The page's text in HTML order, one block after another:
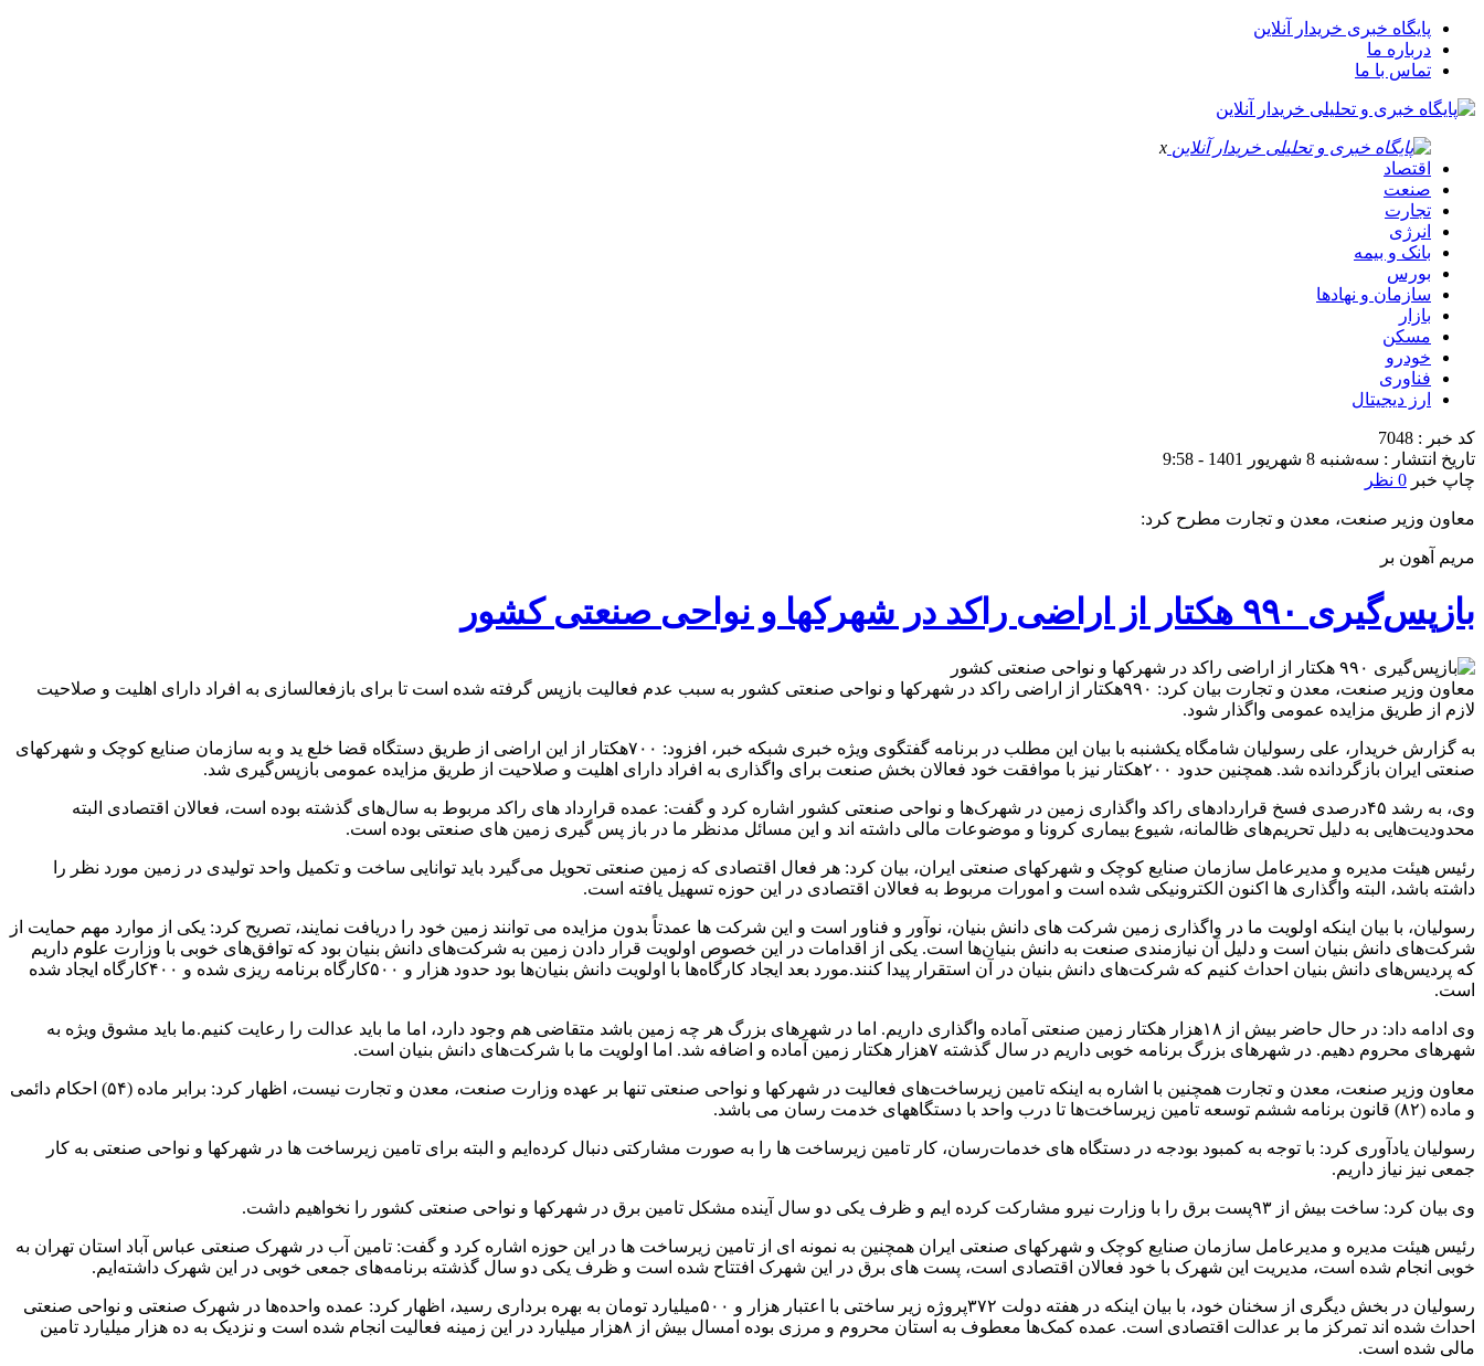
پایگاه خبری خریدار آنلاین
درباره ما
تماس با ما
x
اقتصاد
صنعت
تجارت
انرژی
بانک و بیمه
بورس
سازمان و نهادها
بازار
مسکن
خودرو
فناوری
ارز دیجیتال
کد خبر : 7048
تاریخ انتشار : سه‌شنبه 8 شهریور 1401 - 9:58
چاپ خبر 0 نظر
معاون وزیر صنعت، معدن و تجارت مطرح کرد:
مریم آهون بر
بازپس‌گیری ۹۹۰ هکتار از اراضی راکد در شهرکها و نواحی صنعتی کشور
معاون وزیر صنعت، معدن و تجارت بیان کرد: ۹۹۰هکتار از اراضی راکد در شهرکها و نواحی صنعتی کشور به سبب عدم فعالیت بازپس گرفته شده است تا برای بازفعالسازی به افراد دارای اهلیت و صلاحیت
لازم از طریق مزایده عمومی واگذار شود.
به گزارش خریدار، علی رسولیان شامگاه یکشنبه با بیان این مطلب در برنامه گفتگوی ویژه خبری شبکه خبر، افزود: ۷۰۰هکتار از این اراضی از طریق دستگاه قضا خلع ید و به سازمان صنایع کوچک و شهرکهای
صنعتی ایران بازگردانده شد. همچنین حدود ۲۰۰هکتار نیز با موافقت خود فعالان بخش صنعت برای واگذاری به افراد دارای اهلیت و صلاحیت از طریق مزایده عمومی بازپس‌گیری شد.
وی، به رشد ۴۵درصدی فسخ قراردادهای راکد واگذاری زمین در شهرک‌ها و نواحی صنعتی کشور اشاره کرد و گفت: عمده قرارداد های راکد مربوط به سال‌های گذشته بوده است، فعالان اقتصادی البته
محدودیت‌هایی به دلیل تحریم‌های ظالمانه، شیوع بیماری کرونا و موضوعات مالی داشته اند و این مسائل مدنظر ما در باز پس گیری زمین های صنعتی بوده است.
رئیس هیئت مدیره و مدیرعامل سازمان صنایع کوچک و شهرکهای صنعتی ایران، بیان کرد: هر فعال اقتصادی که زمین صنعتی تحویل می‌گیرد باید توانایی ساخت و تکمیل واحد تولیدی در زمین مورد نظر را
داشته باشد، البته واگذاری ها اکنون الکترونیکی شده است و امورات مربوط به فعالان اقتصادی در این حوزه تسهیل یافته است.
رسولیان، با بیان اینکه اولویت ما در واگذاری زمین شرکت های دانش بنیان، نوآور و فناور است و این شرکت ها عمدتاً بدون مزایده می توانند زمین خود را دریافت نمایند، تصریح کرد: یکی از موارد مهم حمایت از
شرکت‌های دانش بنیان است و دلیل آن نیازمندی صنعت به دانش بنیان‌ها است. یکی از اقدامات در این خصوص اولویت قرار دادن زمین به شرکت‌های دانش بنیان بود که توافق‌های خوبی با وزارت علوم داریم
که پردیس‌های دانش بنیان احداث کنیم که شرکت‌های دانش بنیان در آن استقرار پیدا کنند.مورد بعد ایجاد کارگاه‌ها با اولویت دانش بنیان‌ها بود حدود هزار و ۵۰۰کارگاه برنامه ریزی شده و ۴۰۰کارگاه ایجاد شده
است.
وی ادامه داد: در حال حاضر بیش از ۱۸هزار هکتار زمین صنعتی آماده واگذاری داریم. اما در شهر‌های بزرگ هر چه زمین باشد متقاضی هم وجود دارد، اما ما باید عدالت را رعایت کنیم.ما باید مشوق ویژه به
شهر‌های محروم دهیم. در شهر‌های بزرگ برنامه خوبی داریم در سال گذشته ۷هزار هکتار زمین آماده و اضافه شد. اما اولویت ما با شرکت‌های دانش بنیان است.
معاون وزیر صنعت، معدن و تجارت همچنین با اشاره به اینکه تامین زیرساخت‌های فعالیت در شهرکها و نواحی صنعتی تنها بر عهده وزارت صنعت، معدن و تجارت نیست، اظهار کرد: برابر ماده (۵۴) احکام دائمی
و ماده (۸۲) قانون برنامه ششم توسعه تامین زیرساخت‌ها تا درب واحد با دستگاههای خدمت رسان می باشد.
رسولیان یادآوری کرد: با توجه به کمبود بودجه در دستگاه های خدمات‌رسان، کار تامین زیرساخت ها را به صورت مشارکتی دنبال کرده‌ایم و البته برای تامین زیرساخت ها در شهرکها و نواحی صنعتی به کار
جمعی نیز نیاز داریم.
وی بیان کرد: ساخت بیش از ۹۳پست برق را با وزارت نیرو مشارکت کرده ایم و ظرف یکی دو سال آینده مشکل تامین برق در شهرکها و نواحی صنعتی کشور را نخواهیم داشت.
رئیس هیئت مدیره و مدیرعامل سازمان صنایع کوچک و شهرکهای صنعتی ایران همچنین به نمونه ای از تامین زیرساخت ها در این حوزه اشاره کرد و گفت: تامین آب در شهرک صنعتی عباس آباد استان تهران به
خوبی انجام شده است، مدیریت این شهرک با خود فعالان اقتصادی است، پست های برق در این شهرک افتتاح شده است و ظرف یکی دو سال گذشته برنامه‌های جمعی خوبی در این شهرک داشته‌ایم.
رسولیان در بخش دیگری از سخنان خود، با بیان اینکه در هفته دولت ۳۷۲پروژه زیر ساختی با اعتبار هزار و ۵۰۰میلیارد تومان به بهره برداری رسید، اظهار کرد: عمده واحده‌ها در شهرک صنعتی و نواحی صنعتی
احداث شده اند تمرکز ما بر عدالت اقتصادی است. عمده کمک‌ها معطوف به استان محروم و مرزی بوده امسال بیش از ۸هزار میلیارد در این زمینه فعالیت انجام شده است و نزدیک به ده هزار میلیارد تامین
مالی شده است.